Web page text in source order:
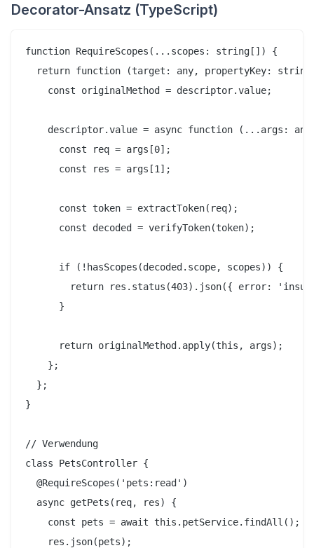
Decorator-Ansatz (TypeScript)
function RequireScopes(...scopes: string[]) {
return function (target: any, propertyKey:
    const originalMethod = descriptor.value;
descriptor.value = async function (...args:
      const req = args[0];
      const res = args[1];
      const token = extractToken(req);
      const decoded = verifyToken(token);
      if (!hasScopes(decoded.scope, scopes)) {
return res.status(403).json({ error:
      }
      return originalMethod.apply(this, args);
    };
  };
}
// Verwendung
class PetsController {
  @RequireScopes('pets:read')
  async getPets(req, res) {
    const pets = await this.petService.findAll();
    res.json(pets);